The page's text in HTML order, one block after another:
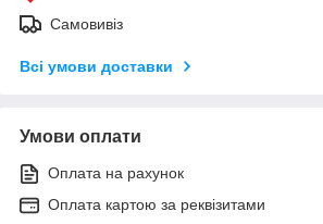
Самовивіз
Всі умови доставки
Умови оплати
Оплата на рахунок
Оплата картою за реквізитами